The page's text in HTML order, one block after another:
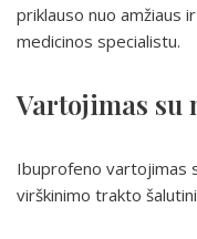
priklauso nuo amžiaus
medicinos specialistu.
Vartojimas su
Ibuprofeno vartojimas
virškinimo trakto